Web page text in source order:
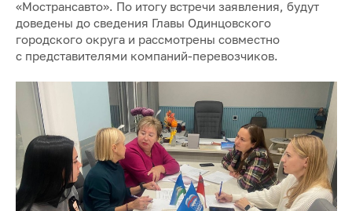
«Мострансавто». По итогу встречи заявления, будут
доведены до сведения Главы Одинцовского
городского округа и рассмотрены совместно
с представителями компаний-перевозчиков.